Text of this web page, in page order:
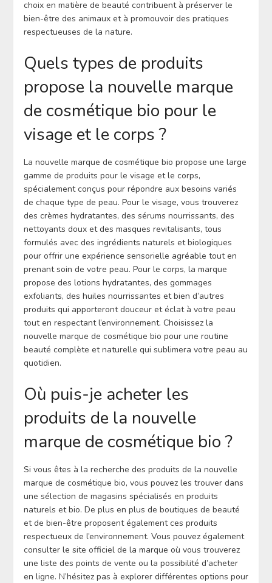
choix en matière de beauté contribuent à préserver le
bien-être des animaux et à promouvoir des pratiques
respectueuses de la nature.
Quels types de produits
propose la nouvelle marque
de cosmétique bio pour le
visage et le corps ?
La nouvelle marque de cosmétique bio propose une large
gamme de produits pour le visage et le corps,
spécialement conçus pour répondre aux besoins variés
de chaque type de peau. Pour le visage, vous trouverez
des crèmes hydratantes, des sérums nourrissants, des
nettoyants doux et des masques revitalisants, tous
formulés avec des ingrédients naturels et biologiques
pour offrir une expérience sensorielle agréable tout en
prenant soin de votre peau. Pour le corps, la marque
propose des lotions hydratantes, des gommages
exfoliants, des huiles nourrissantes et bien d’autres
produits qui apporteront douceur et éclat à votre peau
tout en respectant l’environnement. Choisissez la
nouvelle marque de cosmétique bio pour une routine
beauté complète et naturelle qui sublimera votre peau au
quotidien.
Où puis-je acheter les
produits de la nouvelle
marque de cosmétique bio ?
Si vous êtes à la recherche des produits de la nouvelle
marque de cosmétique bio, vous pouvez les trouver dans
une sélection de magasins spécialisés en produits
naturels et bio. De plus en plus de boutiques de beauté
et de bien-être proposent également ces produits
respectueux de l’environnement. Vous pouvez également
consulter le site officiel de la marque où vous trouverez
une liste des points de vente ou la possibilité d’acheter
en ligne. N’hésitez pas à explorer différentes options pour